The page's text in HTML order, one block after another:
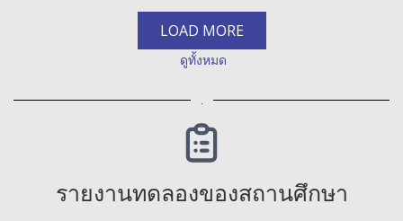
LOAD MORE
ดูทั้งหมด
รายงานทดลองของสถานศึกษา